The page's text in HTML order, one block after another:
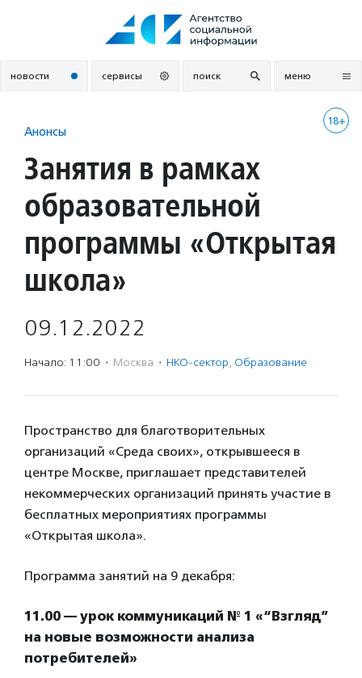
новости сервисы поиск меню
18+
Анонсы
Занятия в рамках
образовательной
программы «Открытая
школа»
09.12.2022
Начало: 11:00 · Москва · НКО-сектор, Образование
Пространство для благотворительных
организаций «Среда своих», открывшееся в
центре Москве, приглашает представителей
некоммерческих организаций принять участие в
бесплатных мероприятиях программы
«Открытая школа».
Программа занятий на 9 декабря:
11.00 — урок коммуникаций № 1 «“Взгляд”
на новые возможности анализа
потребителей»